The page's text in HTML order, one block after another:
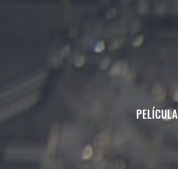
PELÍCULA